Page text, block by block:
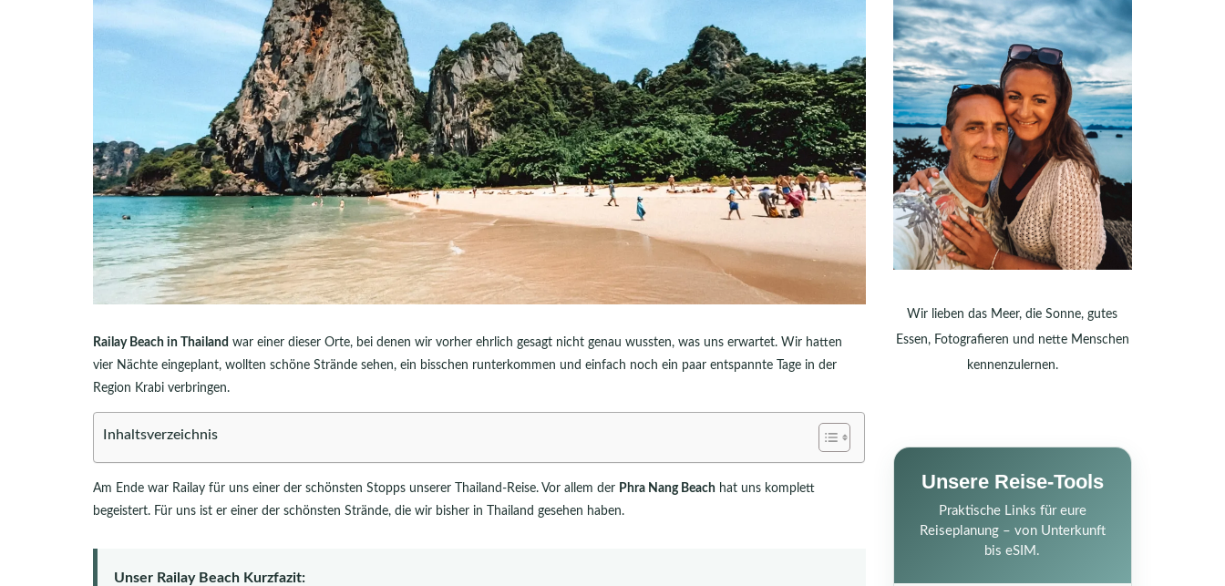
Railay Beach in Thailand war einer dieser Orte, bei denen wir vorher ehrlich gesagt nicht genau wussten, was uns erwartet. Wir hatten
vier Nächte eingeplant, wollten schöne Strände sehen, ein bisschen runterkommen und einfach noch ein paar entspannte Tage in der
Region Krabi verbringen.
Inhaltsverzeichnis
Am Ende war Railay für uns einer der schönsten Stopps unserer Thailand-Reise. Vor allem der Phra Nang Beach hat uns komplett
begeistert. Für uns ist er einer der schönsten Strände, die wir bisher in Thailand gesehen haben.
Unser Railay Beach Kurzfazit:
Wir lieben das Meer, die Sonne, gutes
Essen, Fotografieren und nette Menschen
kennenzulernen.
Unsere Reise-Tools
Praktische Links für eure
Reiseplanung – von Unterkunft
bis eSIM.